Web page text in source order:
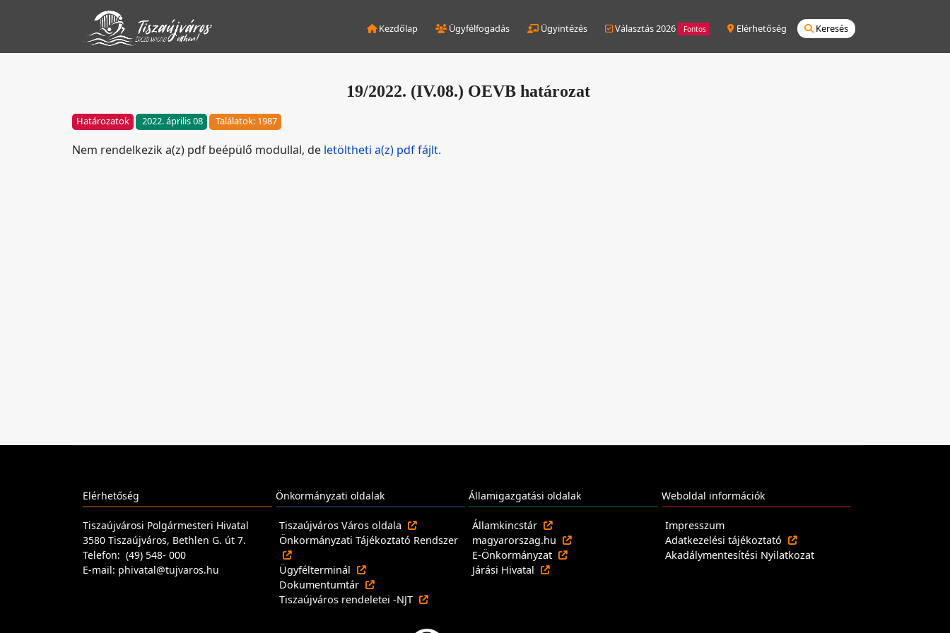
Kezdőlap Ügyfélfogadás Ügyintézés Választás 2026 Fontos Elérhetőség Keresés
19/2022. (IV.08.) OEVB határozat
Határozatok 2022. április 08 Találatok: 1987
Nem rendelkezik a(z) pdf beépülő modullal, de letöltheti a(z) pdf fájlt.
Elérhetőség
Tiszaújvárosi Polgármesteri Hivatal
3580 Tiszaújváros, Bethlen G. út 7.
Telefon: (49) 548- 000
E-mail: phivatal@tujvaros.hu
Önkormányzati oldalak
Tiszaújváros Város oldala
Önkormányzati Tájékoztató Rendszer
Ügyfélterminál
Dokumentumtár
Tiszaújváros rendeletei -NJT
Államigazgatási oldalak
Államkincstár
magyarorszag.hu
E-Önkormányzat
Járási Hivatal
Weboldal információk
Impresszum
Adatkezelési tájékoztató
Akadálymentesítési Nyilatkozat